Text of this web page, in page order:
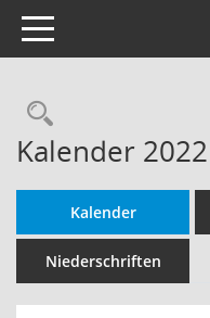
Toggle navigation
Kalender
Kalender
Niederschriften